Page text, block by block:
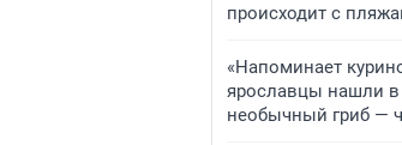
происходит с
«Напоминает
ярославцы нашли в
необычный гриб —